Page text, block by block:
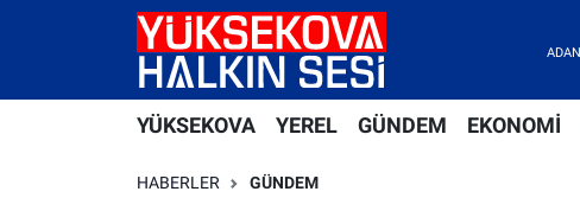
YÜKSEKOVA YEREL GÜNDEM EKONOMİ
HABERLER GÜNDEM
Yüksekova Nöbetçi Eczaneler